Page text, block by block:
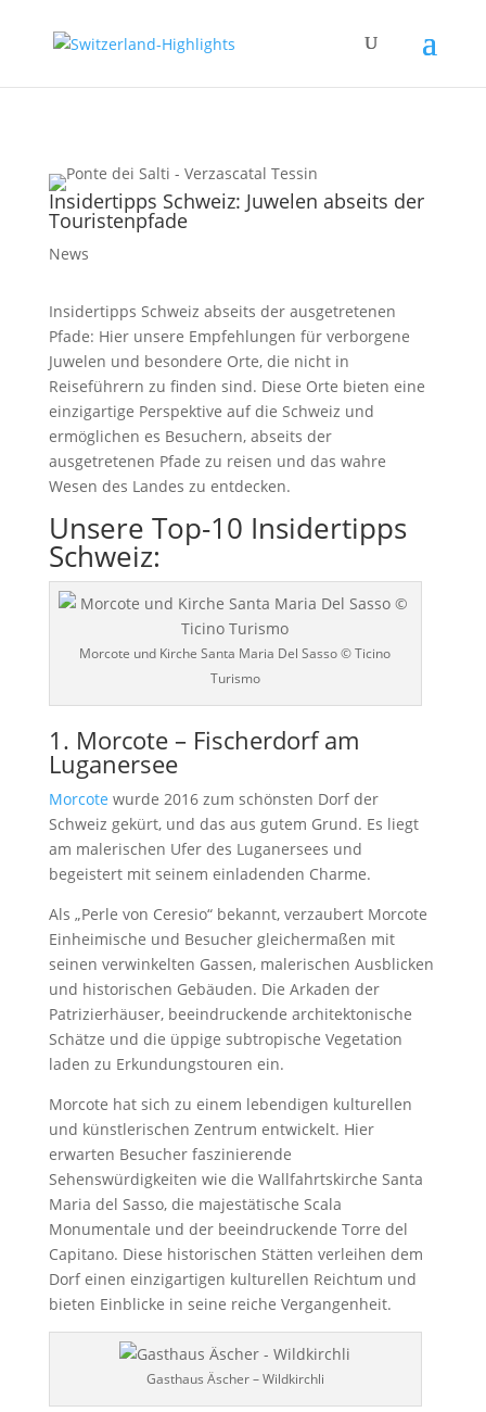
Insidertipps Schweiz: Juwelen abseits der
Touristenpfade
News
Insidertipps Schweiz abseits der ausgetretenen
Pfade: Hier unsere Empfehlungen für verborgene
Juwelen und besondere Orte, die nicht in
Reiseführern zu finden sind. Diese Orte bieten eine
einzigartige Perspektive auf die Schweiz und
ermöglichen es Besuchern, abseits der
ausgetretenen Pfade zu reisen und das wahre
Wesen des Landes zu entdecken.
Unsere Top-10 Insidertipps
Schweiz:
Morcote und Kirche Santa Maria Del Sasso © Ticino
Turismo
1. Morcote – Fischerdorf am
Luganersee
Morcote wurde 2016 zum schönsten Dorf der
Schweiz gekürt, und das aus gutem Grund. Es liegt
am malerischen Ufer des Luganersees und
begeistert mit seinem einladenden Charme.
Als „Perle von Ceresio“ bekannt, verzaubert Morcote
Einheimische und Besucher gleichermaßen mit
seinen verwinkelten Gassen, malerischen Ausblicken
und historischen Gebäuden. Die Arkaden der
Patrizierhäuser, beeindruckende architektonische
Schätze und die üppige subtropische Vegetation
laden zu Erkundungstouren ein.
Morcote hat sich zu einem lebendigen kulturellen
und künstlerischen Zentrum entwickelt. Hier
erwarten Besucher faszinierende
Sehenswürdigkeiten wie die Wallfahrtskirche Santa
Maria del Sasso, die majestätische Scala
Monumentale und der beeindruckende Torre del
Capitano. Diese historischen Stätten verleihen dem
Dorf einen einzigartigen kulturellen Reichtum und
bieten Einblicke in seine reiche Vergangenheit.
Gasthaus Äscher – Wildkirchli